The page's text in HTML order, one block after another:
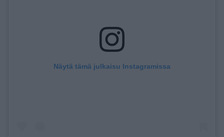
Näytä tämä julkaisu Instagramissa